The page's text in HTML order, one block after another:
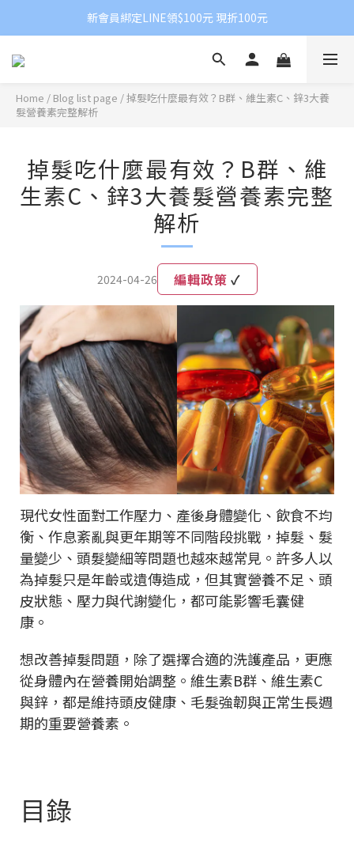
新會員綁定LINE領$100元 現折100元
Home / Blog list page /掉髮吃什麼最有效？B群、維生素C、鋅3大養
髮營養素完整解析
掉髮吃什麼最有效？B群、維
生素C、鋅3大養髮營養素完整
解析
2024-04-26 編輯政策 ✓
現代女性面對工作壓力、產後身體變化、飲食不均
衡、作息紊亂與更年期等不同階段挑戰，掉髮、髮
量變少、頭髮變細等問題也越來越常見。許多人以
為掉髮只是年齡或遺傳造成，但其實營養不足、頭
皮狀態、壓力與代謝變化，都可能影響毛囊健
康。
想改善掉髮問題，除了選擇合適的洗護產品，更應
從身體內在營養開始調整。維生素B群、維生素C
與鋅，都是維持頭皮健康、毛髮強韌與正常生長週
期的重要營養素。
目錄